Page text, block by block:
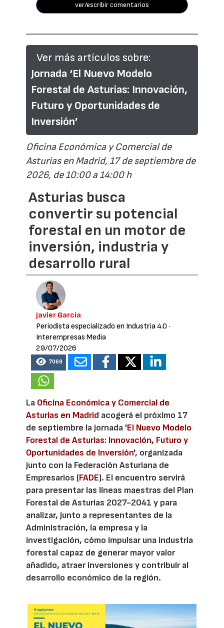
ver/escribir comentarios
Ver más artículos sobre:
Jornada ‘El Nuevo Modelo
Forestal de Asturias: Innovación,
Futuro y Oportunidades de
Inversión’
Oficina Económica y Comercial de
Asturias en Madrid, 17 de septiembre de
2026, de 10:00 a 14:00 h
Asturias busca
convertir su potencial
forestal en un motor de
inversión, industria y
desarrollo rural
Javier García
Periodista especializado en Industria 4.0 ·
Interempresas Media
29/07/2026
7069
La Oficina Económica y Comercial de
Asturias en Madrid acogerá el próximo 17
de septiembre la jornada 'El Nuevo Modelo
Forestal de Asturias: Innovación, Futuro y
Oportunidades de Inversión', organizada
junto con la Federación Asturiana de
Empresarios (FADE). El encuentro servirá
para presentar las líneas maestras del Plan
Forestal de Asturias 2027-2041 y para
analizar, junto a representantes de la
Administración, la empresa y la
investigación, cómo impulsar una industria
forestal capaz de generar mayor valor
añadido, atraer inversiones y contribuir al
desarrollo económico de la región.